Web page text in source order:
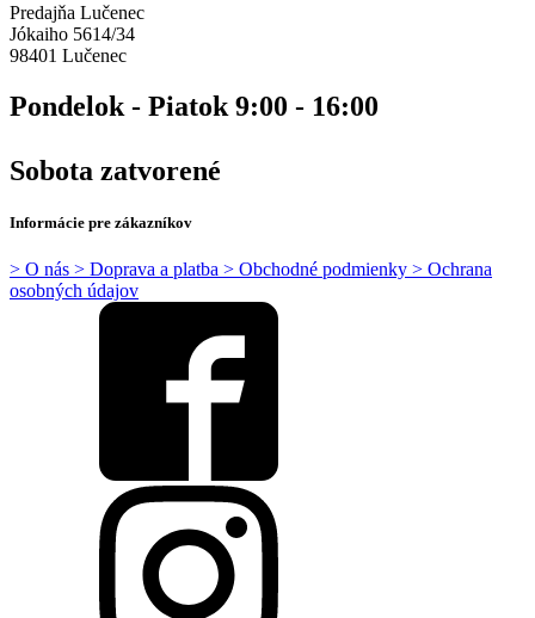
Predajňa Lučenec
Jókaiho 5614/34
98401 Lučenec
Pondelok - Piatok 9:00 - 16:00
Sobota zatvorené
Informácie pre zákazníkov
> O nás > Doprava a platba > Obchodné podmienky > Ochrana
osobných údajov